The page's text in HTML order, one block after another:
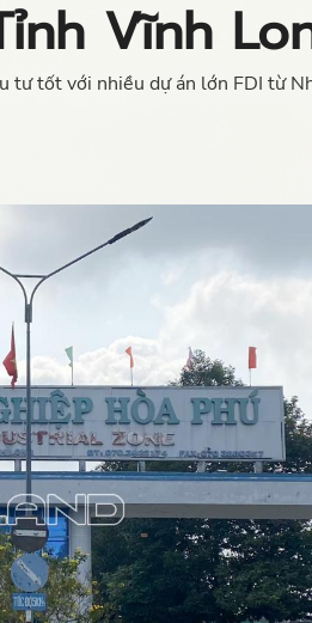
Vĩnh
tốt với nhiều dự án lớn FDI từ